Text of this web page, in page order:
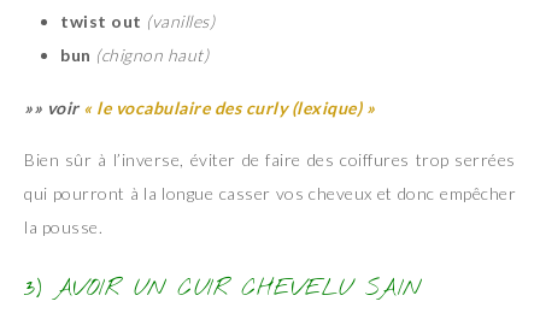
twist out (vanilles)
bun (chignon haut)
»» voir « le vocabulaire des curly (lexique) »
Bien sûr à l’inverse, éviter de faire des coiffures trop serrées
qui pourront à la longue casser vos cheveux et donc empêcher
la pousse.
3) AVOIR UN CUIR CHEVELU SAIN